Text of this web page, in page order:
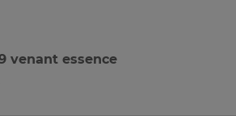
venant essence